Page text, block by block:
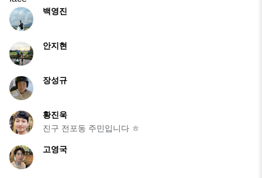
백영진
안지현
장성규
황진욱
진구 전포동 주민입니다 ㅎ
고영국